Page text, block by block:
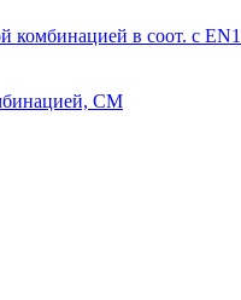
комбинацией в соот. с
СМ